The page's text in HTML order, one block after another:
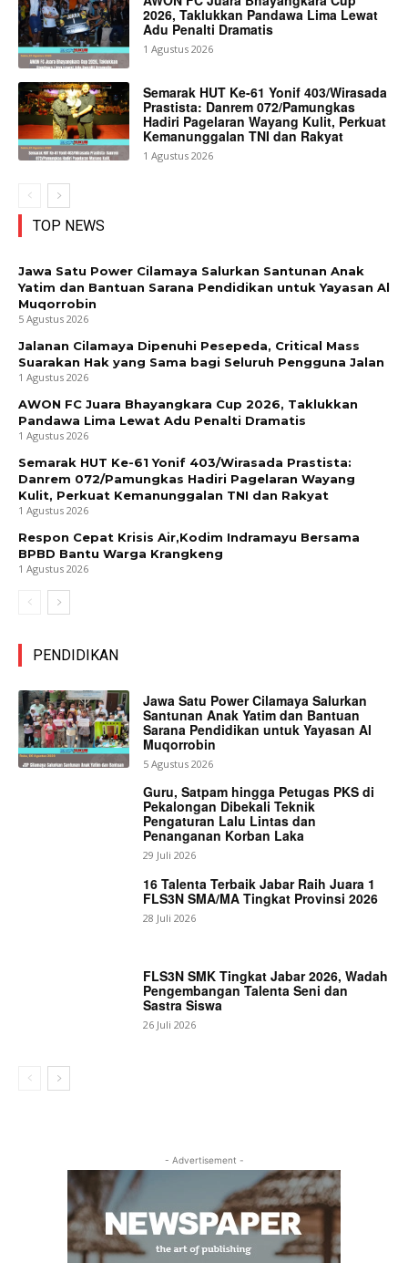
2026, Taklukkan Pandawa Lima Lewat
Adu Penalti Dramatis
1 Agustus 2026
Semarak HUT Ke-61 Yonif 403/Wirasada
Prastista: Danrem 072/Pamungkas
Hadiri Pagelaran Wayang Kulit, Perkuat
Kemanunggalan TNI dan Rakyat
1 Agustus 2026
TOP NEWS
Jawa Satu Power Cilamaya Salurkan Santunan Anak
Yatim dan Bantuan Sarana Pendidikan untuk Yayasan Al
Muqorrobin
5 Agustus 2026
Jalanan Cilamaya Dipenuhi Pesepeda, Critical Mass
Suarakan Hak yang Sama bagi Seluruh Pengguna Jalan
1 Agustus 2026
AWON FC Juara Bhayangkara Cup 2026, Taklukkan
Pandawa Lima Lewat Adu Penalti Dramatis
1 Agustus 2026
Semarak HUT Ke-61 Yonif 403/Wirasada Prastista:
Danrem 072/Pamungkas Hadiri Pagelaran Wayang
Kulit, Perkuat Kemanunggalan TNI dan Rakyat
1 Agustus 2026
Respon Cepat Krisis Air,Kodim Indramayu Bersama
BPBD Bantu Warga Krangkeng
1 Agustus 2026
PENDIDIKAN
Jawa Satu Power Cilamaya Salurkan
Santunan Anak Yatim dan Bantuan
Sarana Pendidikan untuk Yayasan Al
Muqorrobin
5 Agustus 2026
Guru, Satpam hingga Petugas PKS di
Pekalongan Dibekali Teknik
Pengaturan Lalu Lintas dan
Penanganan Korban Laka
29 Juli 2026
16 Talenta Terbaik Jabar Raih Juara 1
FLS3N SMA/MA Tingkat Provinsi 2026
28 Juli 2026
FLS3N SMK Tingkat Jabar 2026, Wadah
Pengembangan Talenta Seni dan
Sastra Siswa
26 Juli 2026
- Advertisement -